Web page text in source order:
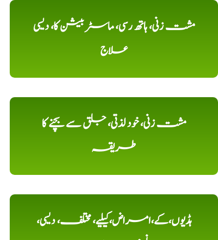
مشت زنی، ہاتھ رسی، ماسٹر بیشن کا، دیسی
علاج
مشت زنی، خود لذتی، جلق سے بچنے کا
طریقہ
ہڈیوں،کے،امراض،کیلیے، مختلف، دیسی،